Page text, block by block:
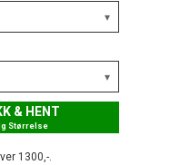
& HENT
Størrelse
1300,-.